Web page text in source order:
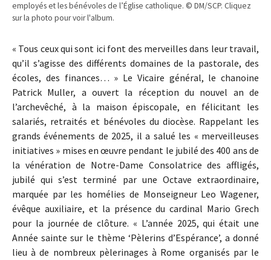
employés et les bénévoles de l’Église catholique. © DM/SCP. Cliquez
sur la photo pour voir l'album.
« Tous ceux qui sont ici font des merveilles dans leur travail,
qu’il s’agisse des différents domaines de la pastorale, des
écoles, des finances… » Le Vicaire général, le chanoine
Patrick Muller, a ouvert la réception du nouvel an de
l’archevêché, à la maison épiscopale, en félicitant les
salariés, retraités et bénévoles du diocèse. Rappelant les
grands événements de 2025, il a salué les « merveilleuses
initiatives » mises en œuvre pendant le jubilé des 400 ans de
la vénération de Notre-Dame Consolatrice des affligés,
jubilé qui s’est terminé par une Octave extraordinaire,
marquée par les homélies de Monseigneur Leo Wagener,
évêque auxiliaire, et la présence du cardinal Mario Grech
pour la journée de clôture. « L’année 2025, qui était une
Année sainte sur le thème ‘Pèlerins d’Espérance’, a donné
lieu à de nombreux pèlerinages à Rome organisés par le